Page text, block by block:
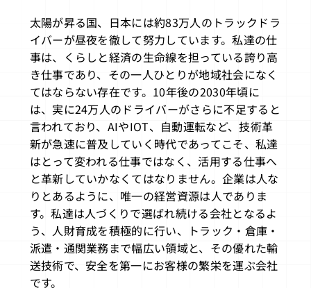
太陽が昇る国、日本には約83万人のトラックドラ
イバーが昼夜を徹して努力しています。私達の仕
事は、くらしと経済の生命線を担っている誇り高
き仕事であり、その一人ひとりが地域社会になく
てはならない存在です。10年後の2030年頃に
は、実に24万人のドライバーがさらに不足すると
言われており、AIやIOT、自動運転など、技術革
新が急速に普及していく時代であってこそ、私達
はとって変われる仕事ではなく、活用する仕事へ
と革新していかなくてはなりません。企業は人な
りとあるように、唯一の経営資源は人でありま
す。私達は人づくりで選ばれ続ける会社となるよ
う、人財育成を積極的に行い、トラック・倉庫・
派遣・通関業務まで幅広い領域と、その優れた輸
送技術で、安全を第一にお客様の繁栄を運ぶ会社
です。